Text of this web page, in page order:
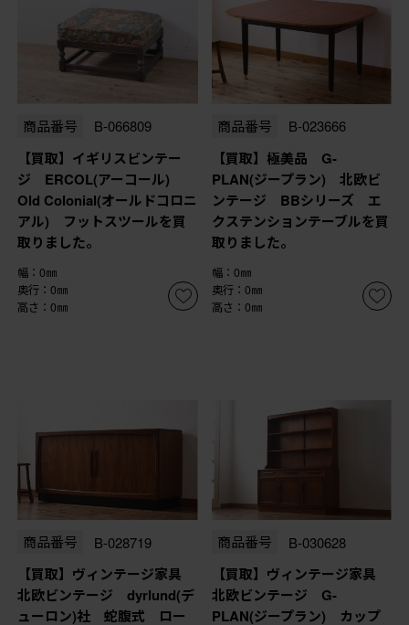
商品番号 B-066809
【買取】イギリスビンテー
ジ ERCOL(アーコール)
Old Colonial(オールドコロニ
アル) フットスツールを買
取りました。
幅：0㎜
奥行：0㎜
高さ：0㎜
商品番号 B-023666
【買取】極美品 G-
PLAN(ジープラン) 北欧ビ
ンテージ BBシリーズ エ
クステンションテーブルを買
取りました。
幅：0㎜
奥行：0㎜
高さ：0㎜
商品番号 B-028719
【買取】ヴィンテージ家具
北欧ビンテージ dyrlund(デ
ューロン)社 蛇腹式 ロー
商品番号 B-030628
【買取】ヴィンテージ家具
北欧ビンテージ G-
PLAN(ジープラン) カップ